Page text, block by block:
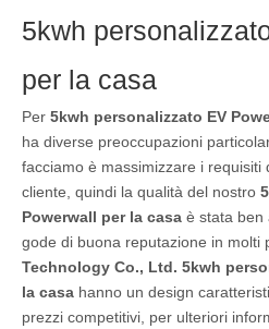
5kwh
per la casa
Per 5kwh personalizzato EV
ha diverse preoccupazioni
facciamo è massimizzare i requisiti
cliente, quindi la qualità del nostro
Powerwall per la casa è stata ben
gode di buona reputazione in molti
Technology Co., Ltd. 5kwh
la casa hanno un design
prezzi competitivi, per ulteriori